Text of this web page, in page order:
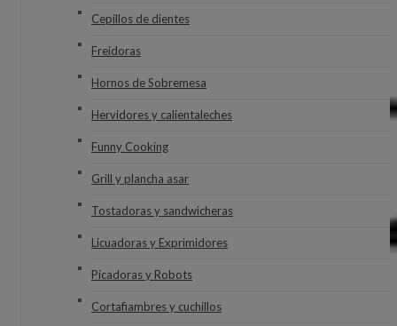
Cepillos de dientes
Freidoras
Hornos de Sobremesa
Hervidores y calientaleches
Funny Cooking
Grill y plancha asar
Tostadoras y sandwicheras
Licuadoras y Exprimidores
Picadoras y Robots
Cortafiambres y cuchillos